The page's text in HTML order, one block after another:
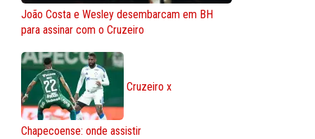
João Costa e Wesley desembarcam em BH
para assinar com o Cruzeiro
Cruzeiro x
Chapecoense: onde assistir